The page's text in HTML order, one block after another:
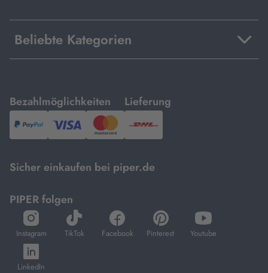
Beliebte Kategorien
Bezahlmöglichkeiten
mit
PayPal,Visa
und
Lieferung
mit
DHL.
Sicher einkaufen bei piper.de
PIPER folgen
Instagram
öffnet
in
neuem
Tab
TikTok
öffnet
in
Facebook
öffnet
in
Pinterest
öffnet
in
Youtube
öffnet
in
LinkedIn
öffnet
in